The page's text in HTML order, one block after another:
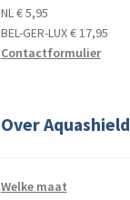
NL € 5,95
BEL-GER-LUX € 17,95
Contactformulier
Over Aquashield
Welke maat